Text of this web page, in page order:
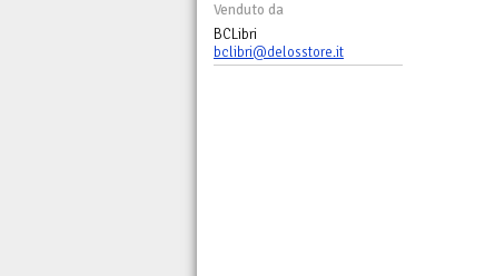
Venduto da
BCLibri
bclibri@delosstore.it